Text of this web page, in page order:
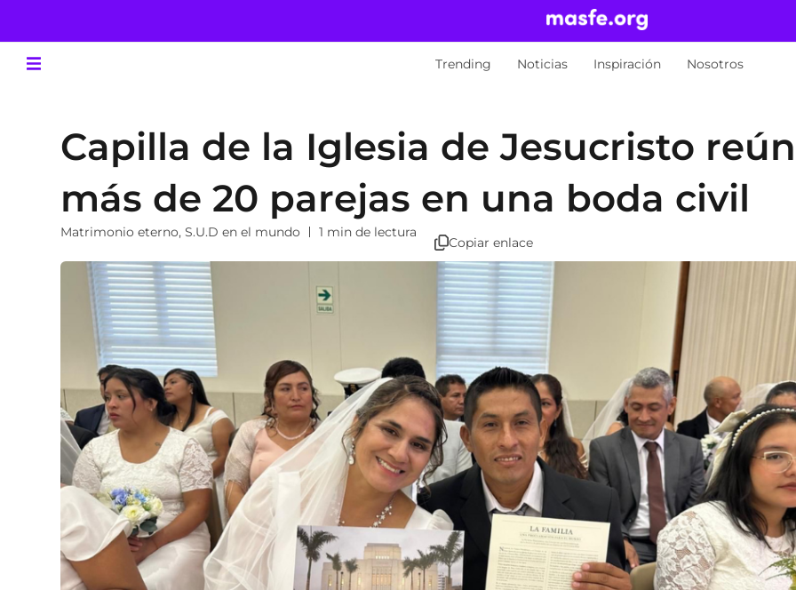
Trending Noticias Inspiración Nosotros
Capilla de la Iglesia de Jesucristo
más de 20 parejas en una boda civil
Matrimonio eterno,S.U.D en el mundo 1 min de lectura
Copiar enlace